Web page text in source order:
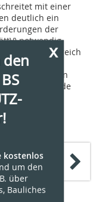
mit einer
deutlich ein
der
notwendig
Fitnessbereich
für den
Akademie wurde
angrenzende
x
den
kostenlos
um den
über
Bauliches